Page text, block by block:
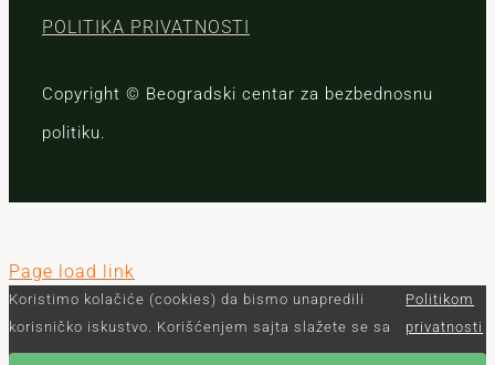
POLITIKA PRIVATNOSTI
Copyright © Beogradski centar za bezbednosnu
politiku.
Page load link
Koristimo kolačiće (cookies) da bismo unapredili
korisničko iskustvo. Korišćenjem sajta slažete se sa
Politikom
privatnosti